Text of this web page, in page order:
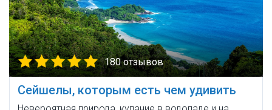
180 отзывов
Сейшелы, которым есть чем удивить